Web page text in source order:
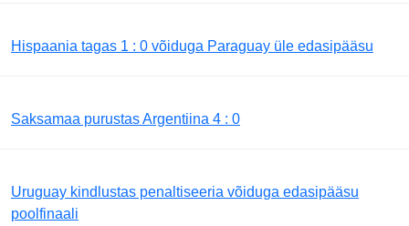
Hispaania tagas 1 : 0 võiduga Paraguay üle edasipääsu
Saksamaa purustas Argentiina 4 : 0
Uruguay kindlustas penaltiseeria võiduga edasipääsu
poolfinaali